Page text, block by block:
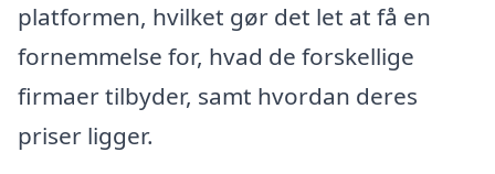
platformen, hvilket gør det let at få en
fornemmelse for, hvad de forskellige
firmaer tilbyder, samt hvordan deres
priser ligger.